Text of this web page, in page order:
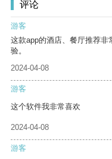
评论
游客
这款app的酒店、餐厅推荐
验。
2024-04-08
游客
这个软件我非常喜欢
2024-04-08
游客